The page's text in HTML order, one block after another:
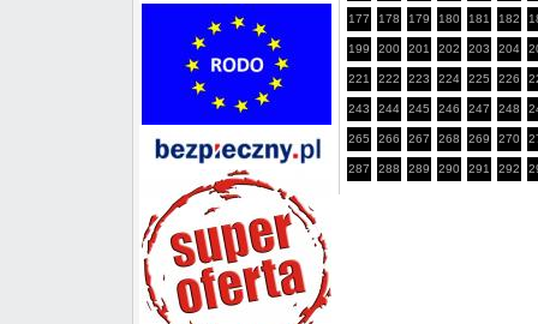
177 178 179 180 181 182
199 200 201 202 203 204
221 222 223 224 225 226
243 244 245 246 247 248
265 266 267 268 269 270
287 288 289 290 291 292